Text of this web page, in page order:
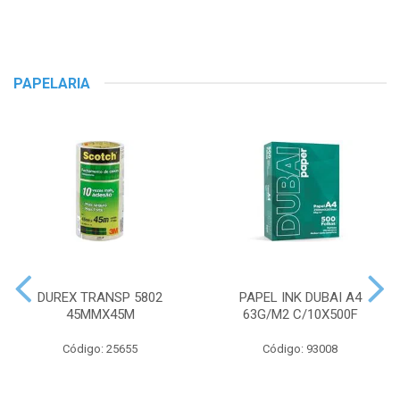
PAPELARIA
DUREX TRANSP 5802
45MMX45M
Código: 25655
PAPEL INK DUBAI A4
63G/M2 C/10X500F
Código: 93008